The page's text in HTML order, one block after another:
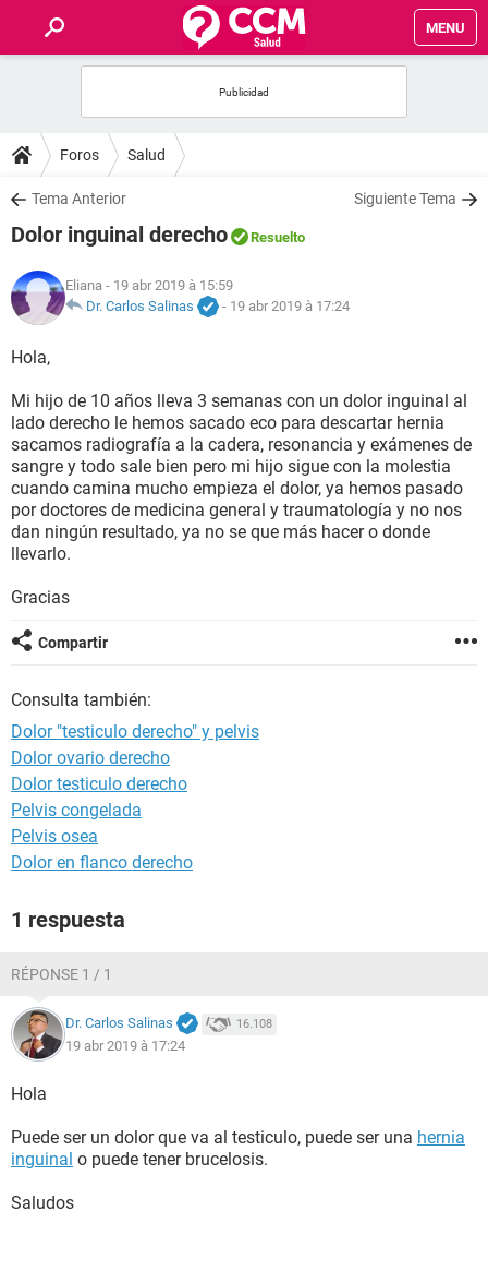
MENU
FORUMS
SALUD
NUTRICIÓN
BIENESTAR
SEXUALIDAD
GLOSARIO
Foros Salud
Tema Anterior Siguiente Tema
Dolor inguinal derecho Resuelto
Eliana - 19 abr 2019 à 15:59
Dr. Carlos Salinas
- 19 abr 2019 à 17:24
Hola,
Mi hijo de 10 años lleva 3 semanas con un dolor inguinal al
lado derecho le hemos sacado eco para descartar hernia
sacamos radiografía a la cadera, resonancia y exámenes de
sangre y todo sale bien pero mi hijo sigue con la molestia
cuando camina mucho empieza el dolor, ya hemos pasado
por doctores de medicina general y traumatología y no nos
dan ningún resultado, ya no se que más hacer o donde
llevarlo.
Gracias
Compartir
Consulta también:
Dolor "testiculo derecho" y pelvis
Dolor ovario derecho
Dolor testiculo derecho
Pelvis congelada
Pelvis osea
Dolor en flanco derecho
1 respuesta
RÉPONSE 1 / 1
Dr. Carlos Salinas 16.108
19 abr 2019 à 17:24
Hola
Puede ser un dolor que va al testiculo, puede ser una hernia
inguinal o puede tener brucelosis.
Saludos